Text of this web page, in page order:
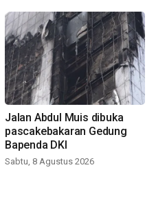
Jalan Abdul Muis dibuka
pascakebakaran Gedung
Bapenda DKI
Sabtu, 8 Agustus 2026